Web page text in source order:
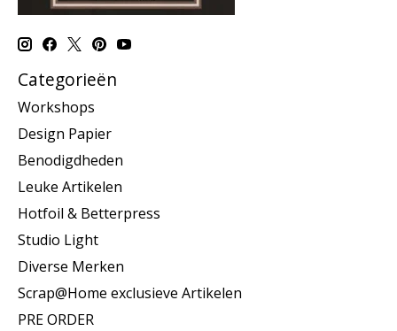
Categorieën
Workshops
Design Papier
Benodigdheden
Leuke Artikelen
Hotfoil & Betterpress
Studio Light
Diverse Merken
Scrap@Home exclusieve Artikelen
PRE ORDER